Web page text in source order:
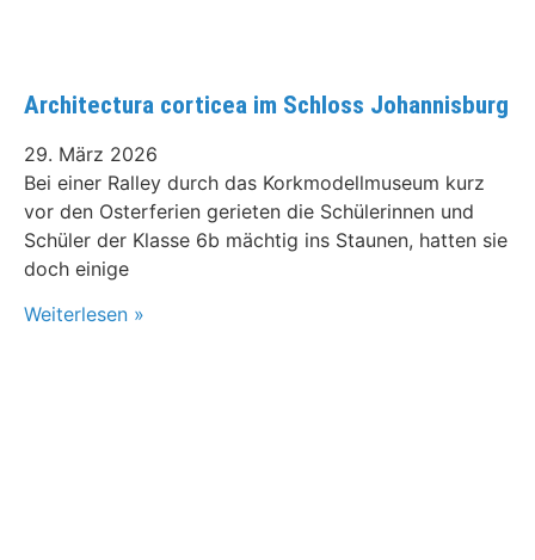
Architectura corticea im Schloss Johannisburg
29. März 2026
Bei einer Ralley durch das Korkmodellmuseum kurz
vor den Osterferien gerieten die Schülerinnen und
Schüler der Klasse 6b mächtig ins Staunen, hatten sie
doch einige
Weiterlesen »